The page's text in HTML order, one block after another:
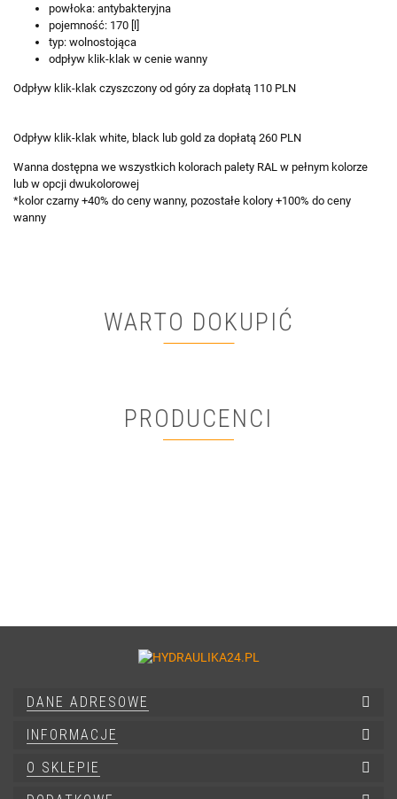
powłoka: antybakteryjna
pojemność: 170 [l]
typ: wolnostojąca
odpływ klik-klak w cenie wanny
Odpływ klik-klak czyszczony od góry za dopłatą 110 PLN
Odpływ klik-klak white, black lub gold za dopłatą 260 PLN
Wanna dostępna we wszystkich kolorach palety RAL w pełnym kolorze
lub w opcji dwukolorowej
*kolor czarny +40% do ceny wanny, pozostałe kolory +100% do ceny
wanny
WARTO DOKUPIĆ
PRODUCENCI
DANE ADRESOWE
INFORMACJE
O SKLEPIE